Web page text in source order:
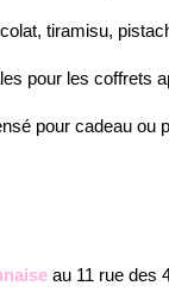
tiramisu,
pour les coffrets
pour cadeau
au 11 rue des